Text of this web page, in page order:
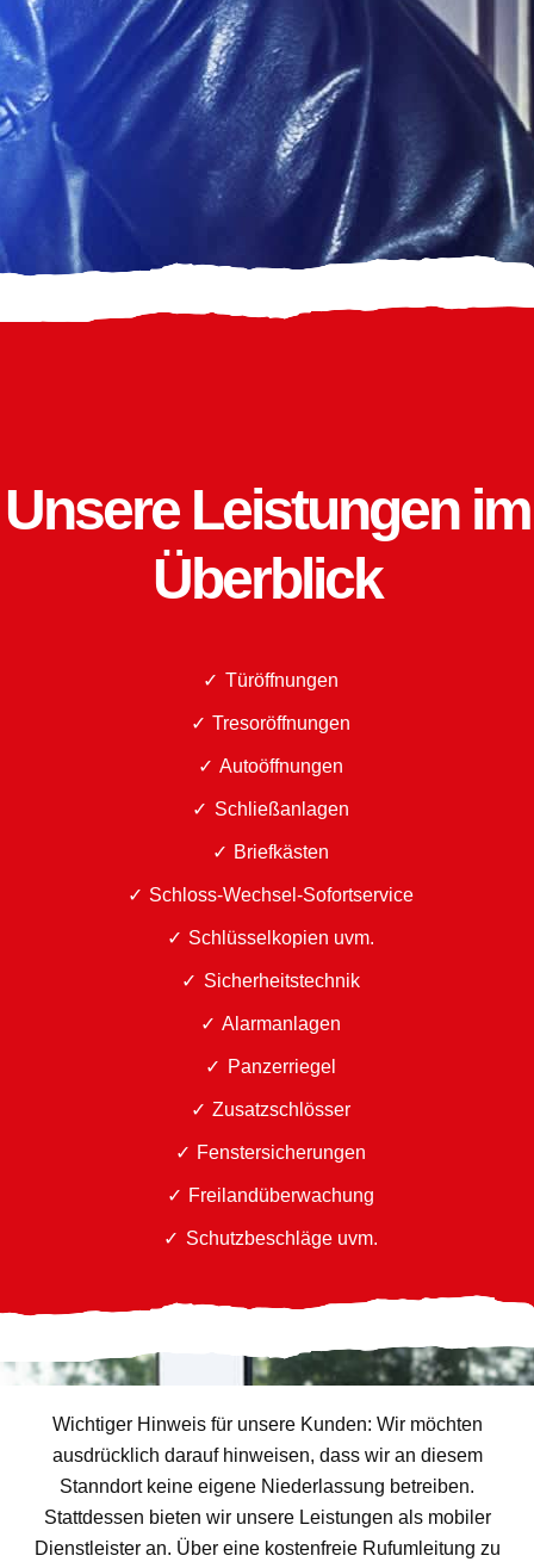
Unsere Leistungen im
Überblick
Türöffnungen
Tresoröffnungen
Autoöffnungen
Schließanlagen
Briefkästen
Schloss-Wechsel-Sofortservice
Schlüsselkopien uvm.
Sicherheitstechnik
Alarmanlagen
Panzerriegel
Zusatzschlösser
Fenstersicherungen
Freilandüberwachung
Schutzbeschläge uvm.
Wichtiger Hinweis für unsere Kunden: Wir möchten
ausdrücklich darauf hinweisen, dass wir an diesem
Stanndort keine eigene Niederlassung betreiben.
Stattdessen bieten wir unsere Leistungen als mobiler
Dienstleister an. Über eine kostenfreie Rufumleitung zu